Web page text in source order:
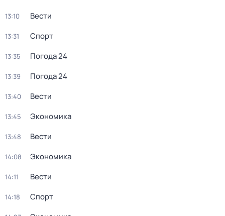
13:10 Вести
13:31 Спорт
13:35 Погода 24
13:39 Погода 24
13:40 Вести
13:45 Экономика
13:48 Вести
14:08 Экономика
14:11 Вести
14:18 Спорт